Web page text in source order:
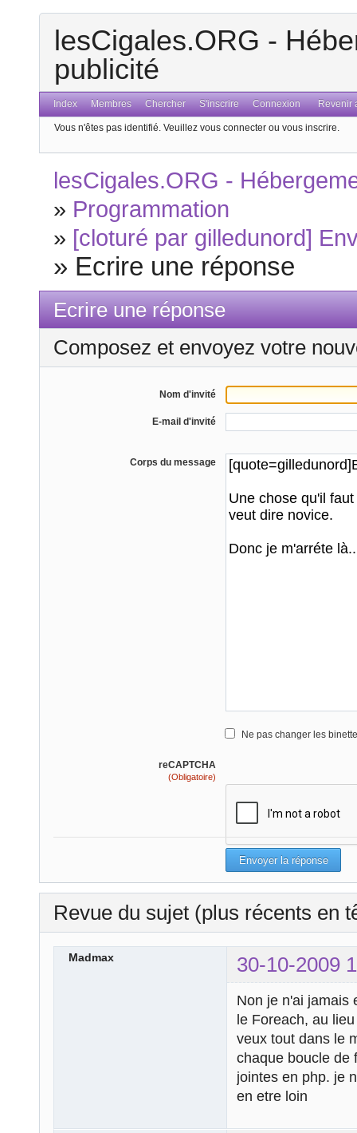
lesCigales.ORG -
publicité
Index Membres Chercher S'inscrire Connexion Revenir
Vous n'êtes pas identifié. Veuillez vous connecter ou vous inscrire.
lesCigales.ORG -
» Programmation
» [cloturé par gilledunord]
» Ecrire une réponse
Ecrire une réponse
Composez et envoyez votre
Nom d'invité
E-mail d'invité
Corps du message
Ne pas changer les
reCAPTCHA
(Obligatoire)
Revue du sujet (plus récents en
Madmax 30-10-2009
Non je n'ai jamais
le Foreach, au
veux tout dans le
chaque boucle de
jointes en php. je
en etre loin